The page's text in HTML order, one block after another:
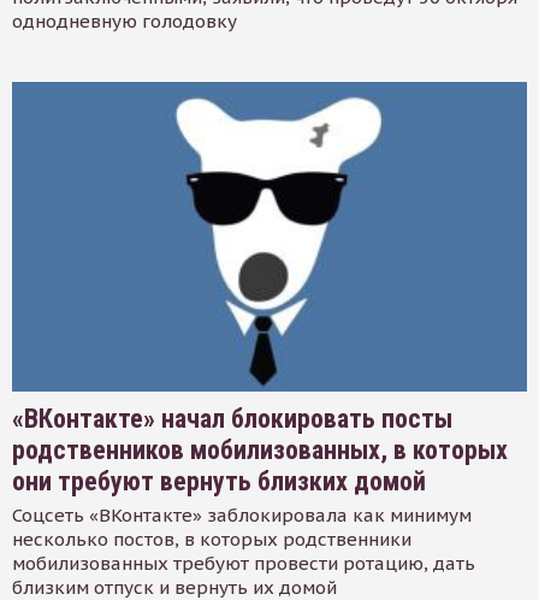
однодневную голодовку
«ВКонтакте» начал блокировать посты
родственников мобилизованных, в которых
они требуют вернуть близких домой
Соцсеть «ВКонтакте» заблокировала как минимум
несколько постов, в которых родственники
мобилизованных требуют провести ротацию, дать
близким отпуск и вернуть их домой